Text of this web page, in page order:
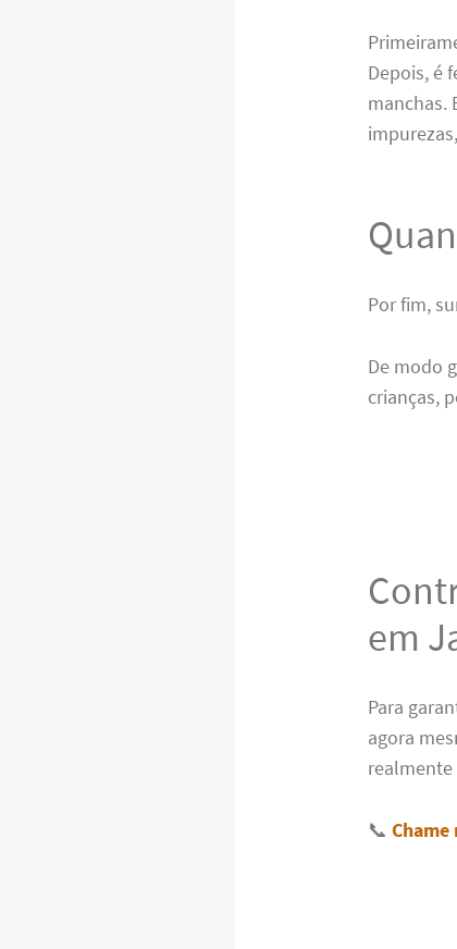
Depois, é
manchas.
Por fim,
De modo
crianças,
em
Para
agora
realmente
📞Chame